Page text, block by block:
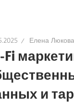
Елена Люкова
Fi
и